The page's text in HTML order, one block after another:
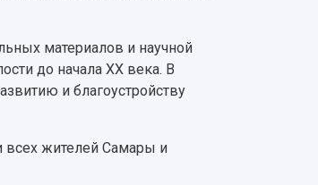
материалов и научной
до начала XX века. В
и благоустройству
всех жителей Самары и